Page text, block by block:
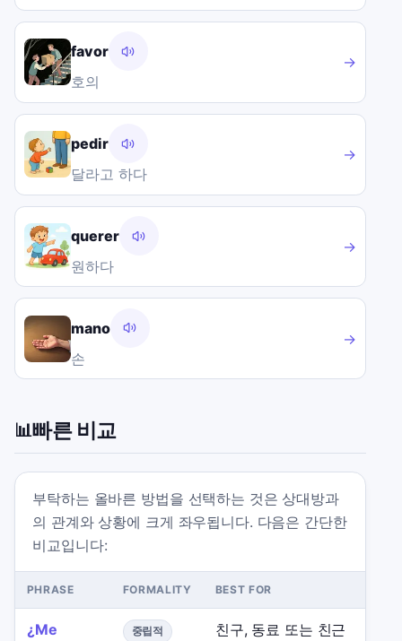
favor
호의
→
pedir
달라고 하다
→
querer
원하다
→
mano
손
→
📊빠른 비교
부탁하는 올바른 방법을 선택하는 것은 상대방과
의 관계와 상황에 크게 좌우됩니다. 다음은 간단한
비교입니다:
PHRASE FORMALITY BEST FOR
¿Me
중립적
친구, 동료 또는 친근